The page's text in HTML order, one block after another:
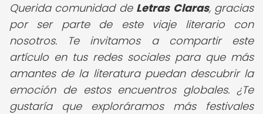
Querida comunidad de Letras Claras, gracias
por ser parte de este viaje literario con
nosotros. Te invitamos a compartir este
artículo en tus redes sociales para que más
amantes de la literatura puedan descubrir la
emoción de estos encuentros globales. ¿Te
gustaría que exploráramos más festivales